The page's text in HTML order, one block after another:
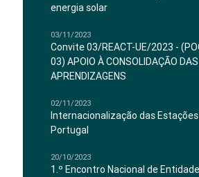
energia solar
03/11/2023
Convite 03/REACT-UE/2023 -
03) APOIO À CONSOLIDAÇÃO DAS
APRENDIZAGENS
02/11/2023
Internacionalização das
Portugal
20/10/2023
1.º Encontro Nacional de